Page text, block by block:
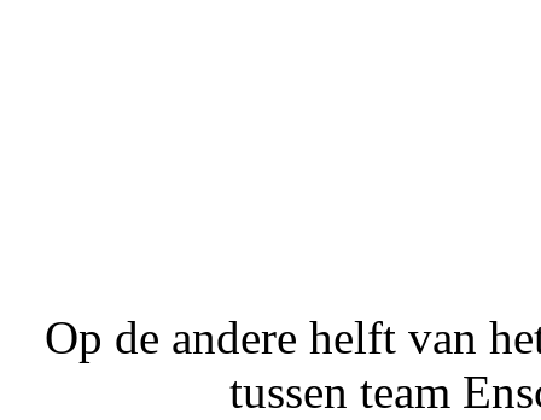
Op de andere helft van
tussen team